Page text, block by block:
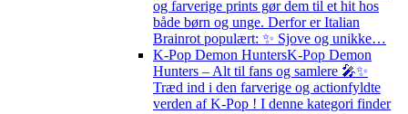
og farverige prints gør dem til et hit hos
både børn og unge. Derfor er Italian
Brainrot populært: ✨ Sjove og unikke…
K-Pop Demon HuntersK-Pop Demon
Hunters – Alt til fans og samlere 🎤✨
Træd ind i den farverige og actionfyldte
verden af K-Pop ! I denne kategori finder